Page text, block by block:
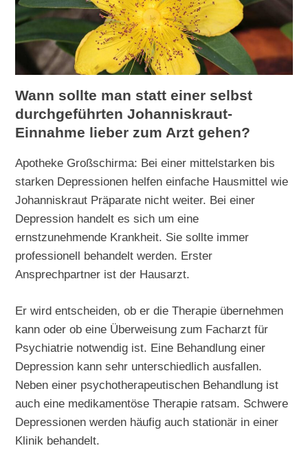
Wann sollte man statt einer selbst
durchgeführten Johanniskraut-
Einnahme lieber zum Arzt gehen?
Apotheke Großschirma: Bei einer mittelstarken bis
starken Depressionen helfen einfache Hausmittel wie
Johanniskraut Präparate nicht weiter. Bei einer
Depression handelt es sich um eine
ernstzunehmende Krankheit. Sie sollte immer
professionell behandelt werden. Erster
Ansprechpartner ist der Hausarzt.
Er wird entscheiden, ob er die Therapie übernehmen
kann oder ob eine Überweisung zum Facharzt für
Psychiatrie notwendig ist. Eine Behandlung einer
Depression kann sehr unterschiedlich ausfallen.
Neben einer psychotherapeutischen Behandlung ist
auch eine medikamentöse Therapie ratsam. Schwere
Depressionen werden häufig auch stationär in einer
Klinik behandelt.